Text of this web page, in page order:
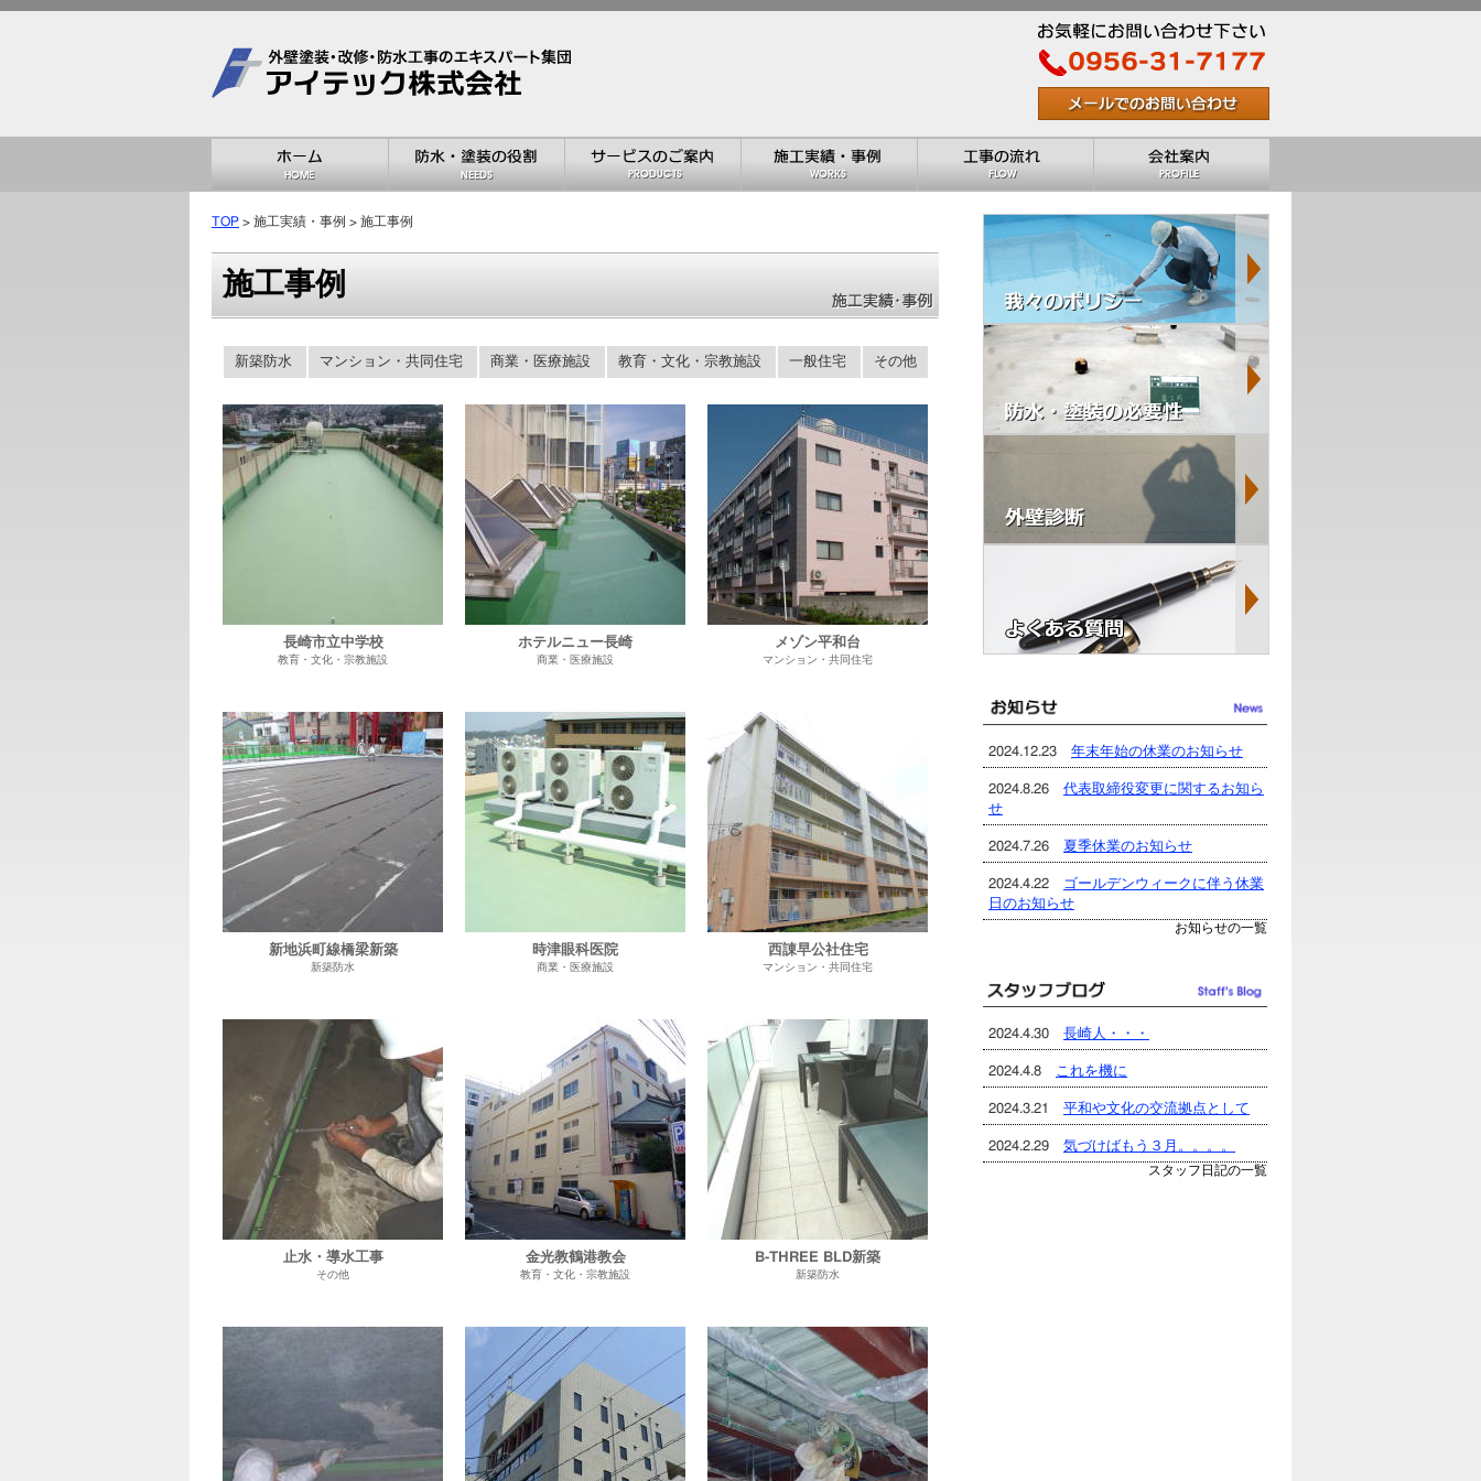
TOP > 施工実績・事例 > 施工事例
施工事例
新築防水 マンション・共同住宅 商業・医療施設 教育・文化・宗教施設 一般住宅 その他
長崎市立中学校
教育・文化・宗教施設
ホテルニュー長崎
商業・医療施設
メゾン平和台
マンション・共同住宅
新地浜町線橋梁新築
新築防水
時津眼科医院
商業・医療施設
西諌早公社住宅
マンション・共同住宅
止水・導水工事
その他
金光教鶴港教会
教育・文化・宗教施設
B-THREE BLD新築
新築防水
2024.12.23 年末年始の休業のお知らせ
2024.8.26 代表取締役変更に関するお知ら
せ
2024.7.26 夏季休業のお知らせ
2024.4.22 ゴールデンウィークに伴う休業
日のお知らせ
お知らせの一覧
2024.4.30 長崎人・・・
2024.4.8 これを機に
2024.3.21 平和や文化の交流拠点として
2024.2.29 気づけばもう３月。。。。
スタッフ日記の一覧